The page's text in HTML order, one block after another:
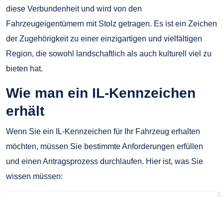
diese Verbundenheit und wird von den
Fahrzeugeigentümern mit Stolz getragen. Es ist ein Zeichen
der Zugehörigkeit zu einer einzigartigen und vielfältigen
Region, die sowohl landschaftlich als auch kulturell viel zu
bieten hat.
Wie man ein IL-Kennzeichen
erhält
Wenn Sie ein IL-Kennzeichen für Ihr Fahrzeug erhalten
möchten, müssen Sie bestimmte Anforderungen erfüllen
und einen Antragsprozess durchlaufen. Hier ist, was Sie
wissen müssen: